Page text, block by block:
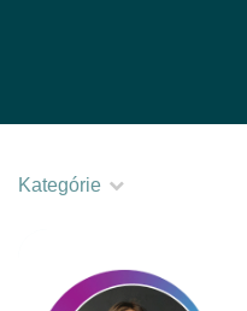
Kategórie
O dognete